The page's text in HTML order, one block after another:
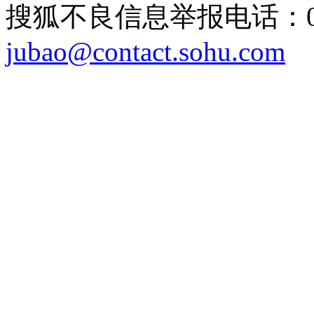
搜狐不良信息举报电话：
jubao@contact.sohu.com